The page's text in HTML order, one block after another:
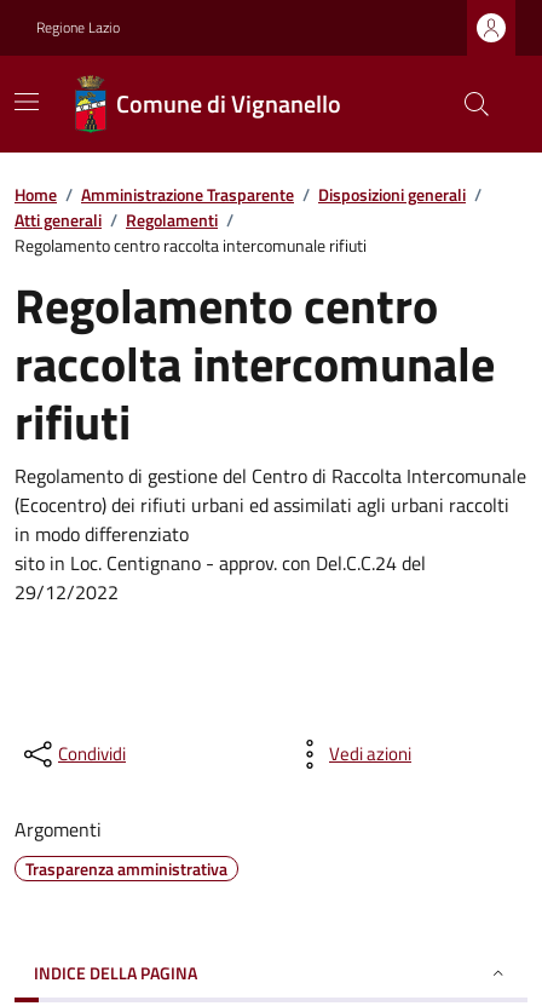
Regione Lazio
Comune di Vignanello
Home / Amministrazione Trasparente / Disposizioni generali /
Atti generali / Regolamenti /
Regolamento centro raccolta intercomunale rifiuti
Regolamento centro
raccolta intercomunale
rifiuti
Regolamento di gestione del Centro di Raccolta Intercomunale
(Ecocentro) dei rifiuti urbani ed assimilati agli urbani raccolti
in modo differenziato
sito in Loc. Centignano - approv. con Del.C.C.24 del
29/12/2022
Condividi Vedi azioni
Argomenti
Trasparenza amministrativa
INDICE DELLA PAGINA